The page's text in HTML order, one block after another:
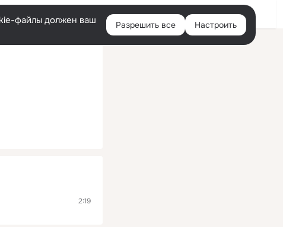
Войти
файлы должен ваш
Разрешить все Настроить
2:19